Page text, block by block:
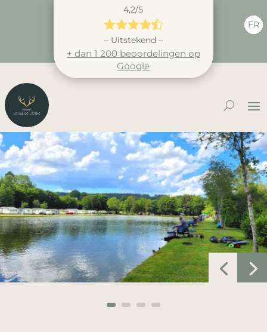
4,2/5

– Uitstekend –
+ dan 1 200 beoordelingen op
Google
FR